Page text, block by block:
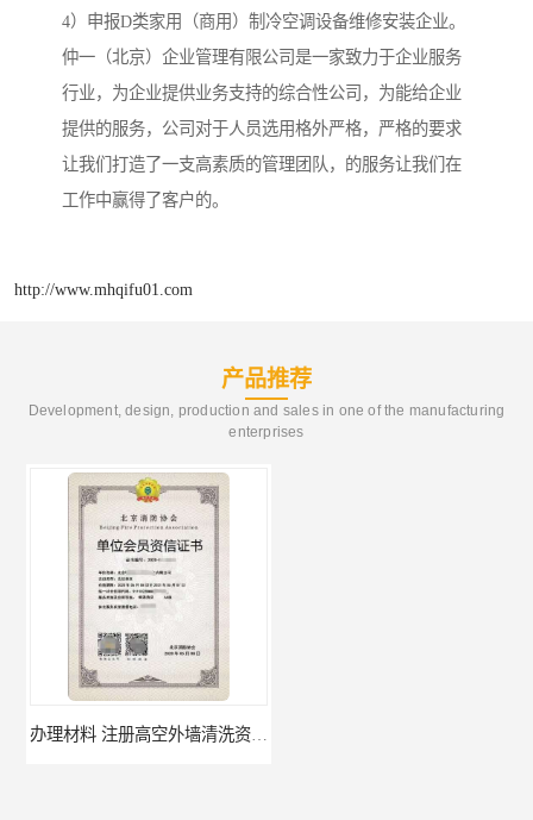
4）申报D类家用（商用）制冷空调设备维修安装企业。
仲一（北京）企业管理有限公司是一家致力于企业服务
行业，为企业提供业务支持的综合性公司，为能给企业
提供的服务，公司对于人员选用格外严格，严格的要求
让我们打造了一支高素质的管理团队，的服务让我们在
工作中赢得了客户的。
http://www.mhqifu01.com
产品推荐
Development, design, production and sales in one of the manufacturing
enterprises
办理材料 注册高空外墙清洗资质所需材料